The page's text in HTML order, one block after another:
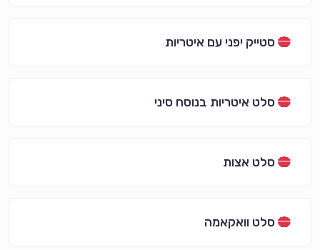
סטייק יפני עם איטריות
סלט איטריות בנוסח סיני
סלט אצות
סלט וואקאמה